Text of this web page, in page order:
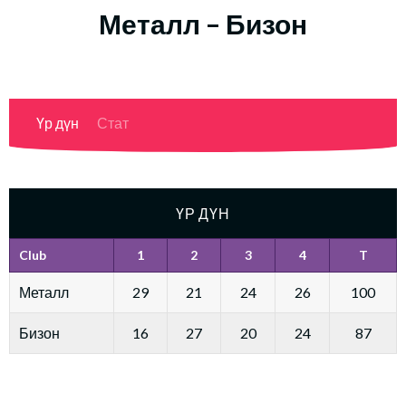
Металл – Бизон
Үр дүн Стат
ҮР ДҮН
Club 1 2 3 4 T
Металл 29 21 24 26 100
Бизон 16 27 20 24 87